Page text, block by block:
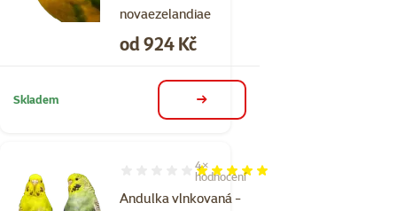
novaezelandiae
Cena
od 924 Kč
Skladem detail
Andulka vlnkovaná -
Hodnocení 100%, počet hodnocení: 4
4×
hodnocení